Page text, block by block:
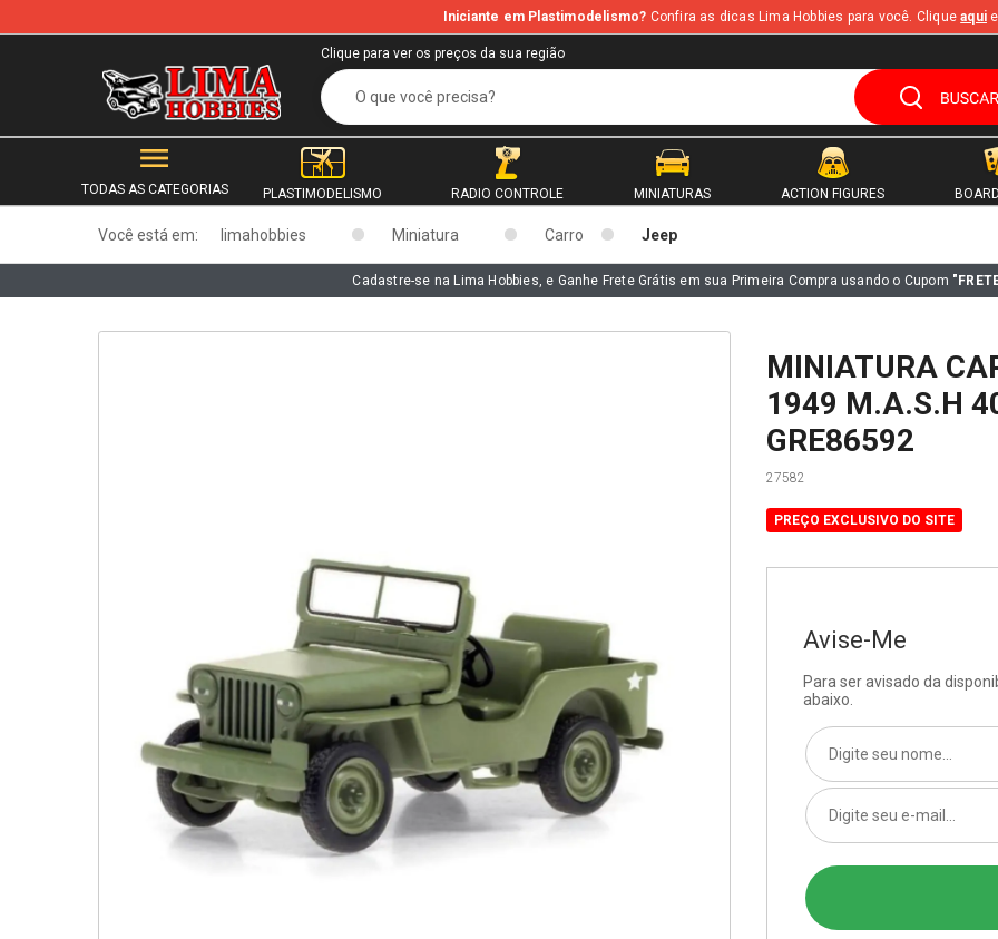
b
Iniciante em Plastimodelismo? Confira as dicas Lima Hobbies para você. Cliqueaqui
Clique para ver os preços da sua região
TODAS AS CATEGORIAS PLASTIMODELISMO RADIO CONTROLE MINIATURAS ACTION FIGURES
Você está em: limahobbies Miniatura Carro Jeep
Cadastre-se na Lima Hobbies, e Ganhe Frete Grátis em sua Primeira Compra usando o Cupom
MINIATURA
1949 M.A.S.H
GRE86592
27582
PREÇO EXCLUSIVO DO SITE
Avise-Me
Para ser avisado da
abaixo.